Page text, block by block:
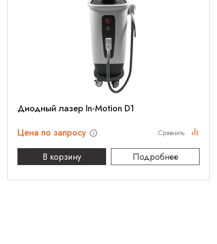
Диодный лазер In-Motion D1
Цена по запросу
В корзину
Подробнее
Сравнить